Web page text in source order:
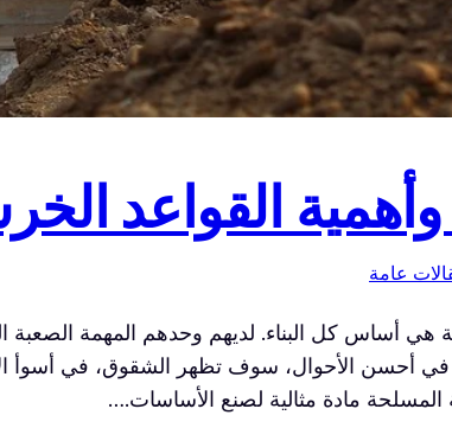
القواعد
عامة
هي أساس كل البناء. لديهم وحدهم المهمة
أحسن الأحوال، سوف تظهر الشقوق، في أسوأ
المسلحة مادة مثالية لصنع الأساسات.…